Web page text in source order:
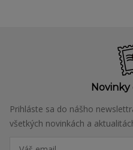
Prihláste sa do nášho
všetkých novinkách a